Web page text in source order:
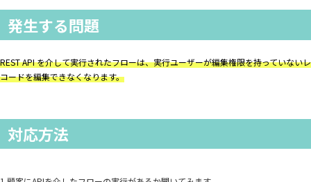
発生する問題
REST API を介して実行されたフローは、実行ユーザーが編集権限を持っていないレ
コードを編集できなくなります。
対応方法